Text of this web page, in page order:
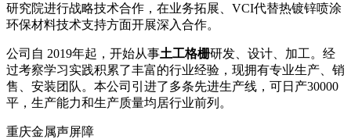
研究院进行战略技术合作，在业务拓展、VCI代替热镀锌喷涂
环保材料技术支持方面开展深入合作。
公司自 2019年起，开始从事土工格栅研发、设计、加工。经
过考察学习实践积累了丰富的行业经验，现拥有专业生产、销
售、安装团队。本公司引进了多条先进生产线，可日产30000
平，生产能力和生产质量均居行业前列。
重庆金属声屏障